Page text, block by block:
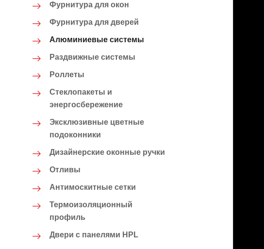
Фурнитура для окон
Фурнитура для дверей
Алюминиевые системы
Раздвижные системы
Роллеты
Стеклопакеты и
энергосбережение
Эксклюзивные цветные
подоконники
Дизайнерские оконные ручки
Отливы
Антимоскитные сетки
Термоизоляционный
профиль
Двери с панелями HPL